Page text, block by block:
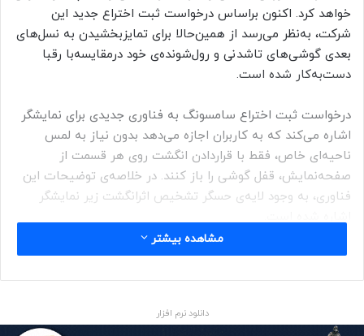
خواهد کرد. اکنون براساس درخواست ثبت‌ اختراع جدید این
شرکت، به‌نظر می‌رسد از همین‌حالا برای تمایزبخشیدن به نسل‌های
بعدی گوشی‌های تاشدنی و رول‌شونده‌ی خود درمقایسه‌با رقبا
دست‌به‌کار شده است.
درخواست ثبت‌ اختراع سامسونگ به فناوری جدیدی برای نمایشگر
اشاره می‌کند که به کاربران اجازه می‌دهد بدون‌ نیاز به لمس
ناحیه‌ای خاص، فقط با قراردادن انگشت روی هر قسمت از
صفحه‌نمایش، قفل گوشی را باز کنند. در خلاصه‌ی توضیحات این
فناوری، به وجود لایه‌ی حسگر تشخیص اثرانگشت زیر نمایشگر
باتوجه‌به‌ اطلاعات درخواست ثبت‌ اختراع سامسونگ، هدف این
شرکت توسعه‌ی نمایشگری است که بتواند بدون‌ نیاز به منبع نور
می‌دهند این فناوری باعث بهبود ویژگی‌های تشخیص اثرانگشت نیز
مشاهده بیشتر
دانلود نرم افزار